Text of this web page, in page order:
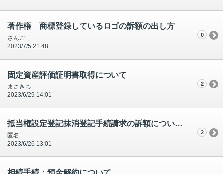
著作権 商標登録しているロゴの訴額の出し方
さんご
2023/7/5 21:48
0
固定資産評価証明書取得について
まさきち
2023/6/29 14:01
2
抵当権設定登記抹消登記手続請求の訴額について（6/14のトピックス投稿者です。）
匿名
2023/6/26 13:01
2